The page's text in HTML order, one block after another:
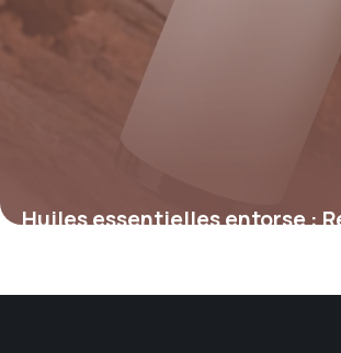
Huiles essentielles entorse :